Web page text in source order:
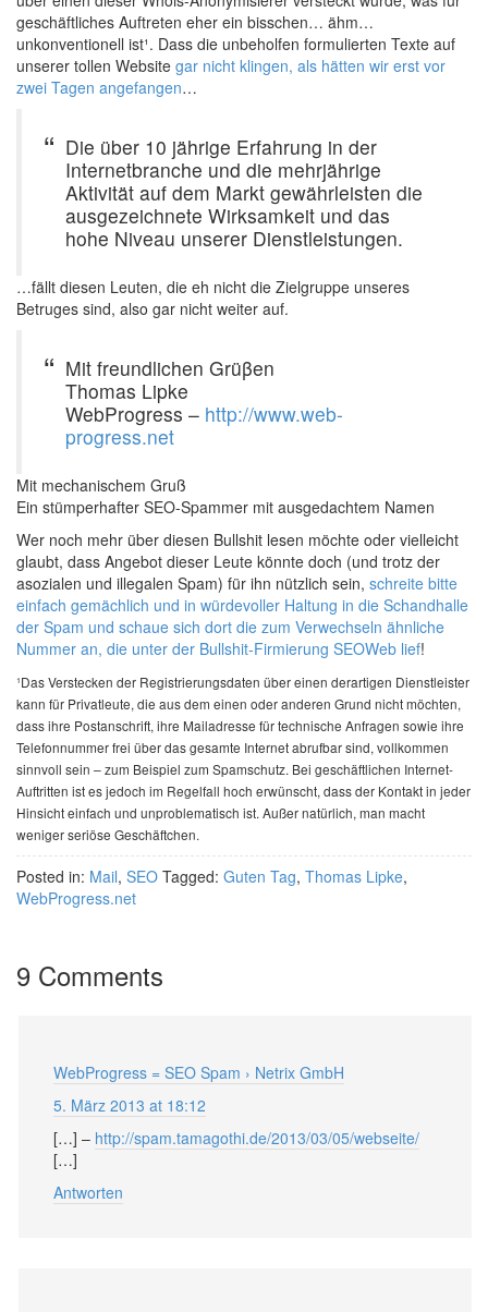
geschäftliches Auftreten eher ein bisschen… ähm…
unkonventionell ist¹. Dass die unbeholfen formulierten Texte auf
unserer tollen Website gar nicht klingen, als hätten wir erst vor
zwei Tagen angefangen…
Die über 10 jährige Erfahrung in der
Internetbranche und die mehrjährige
Aktivität auf dem Markt gewährleisten die
ausgezeichnete Wirksamkeit und das
hohe Niveau unserer Dienstleistungen.
…fällt diesen Leuten, die eh nicht die Zielgruppe unseres
Betruges sind, also gar nicht weiter auf.
Mit freundlichen Grüβen
Thomas Lipke
WebProgress – http://www.web-
progress.net
Mit mechanischem Gruß
Ein stümperhafter SEO-Spammer mit ausgedachtem Namen
Wer noch mehr über diesen Bullshit lesen möchte oder vielleicht
glaubt, dass Angebot dieser Leute könnte doch (und trotz der
asozialen und illegalen Spam) für ihn nützlich sein, schreite bitte
einfach gemächlich und in würdevoller Haltung in die Schandhalle
der Spam und schaue sich dort die zum Verwechseln ähnliche
Nummer an, die unter der Bullshit-Firmierung SEOWeb lief!
¹Das Verstecken der Registrierungsdaten über einen derartigen Dienstleister
kann für Privatleute, die aus dem einen oder anderen Grund nicht möchten,
dass ihre Postanschrift, ihre Mailadresse für technische Anfragen sowie ihre
Telefonnummer frei über das gesamte Internet abrufbar sind, vollkommen
sinnvoll sein – zum Beispiel zum Spamschutz. Bei geschäftlichen Internet-
Auftritten ist es jedoch im Regelfall hoch erwünscht, dass der Kontakt in jeder
Hinsicht einfach und unproblematisch ist. Außer natürlich, man macht
weniger seriöse Geschäftchen.
Posted in: Mail, SEO Tagged: Guten Tag, Thomas Lipke,
WebProgress.net
9 Comments
WebProgress = SEO Spam › Netrix GmbH
5. März 2013 at 18:12
[…] – http://spam.tamagothi.de/2013/03/05/webseite/
[…]
Antworten